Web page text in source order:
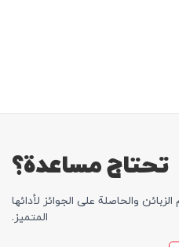
تحتاج مساعدة؟
والحاصلة علی الجوائز لأدائها
المتمیز.